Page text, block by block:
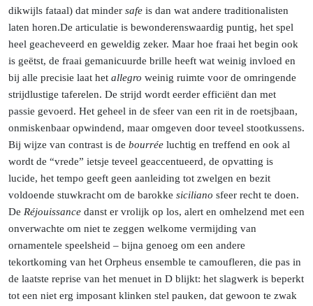
dikwijls fataal) dat minder safe is dan wat andere traditionalisten
laten horen.De articulatie is bewonderenswaardig puntig, het spel
heel geacheveerd en geweldig zeker. Maar hoe fraai het begin ook
is geëtst, de fraai gemanicuurde brille heeft wat weinig invloed en
bij alle precisie laat het allegro weinig ruimte voor de omringende
strijdlustige taferelen. De strijd wordt eerder efficiënt dan met
passie gevoerd. Het geheel in de sfeer van een rit in de roetsjbaan,
onmiskenbaar opwindend, maar omgeven door teveel stootkussens.
Bij wijze van contrast is de bourrée luchtig en treffend en ook al
wordt de “vrede” ietsje teveel geaccentueerd, de opvatting is
lucide, het tempo geeft geen aanleiding tot zwelgen en bezit
voldoende stuwkracht om de barokke siciliano sfeer recht te doen.
De Réjouissance danst er vrolijk op los, alert en omhelzend met een
onverwachte om niet te zeggen welkome vermijding van
ornamentele speelsheid – bijna genoeg om een andere
tekortkoming van het Orpheus ensemble te camoufleren, die pas in
de laatste reprise van het menuet in D blijkt: het slagwerk is beperkt
tot een niet erg imposant klinken stel pauken, dat gewoon te zwak